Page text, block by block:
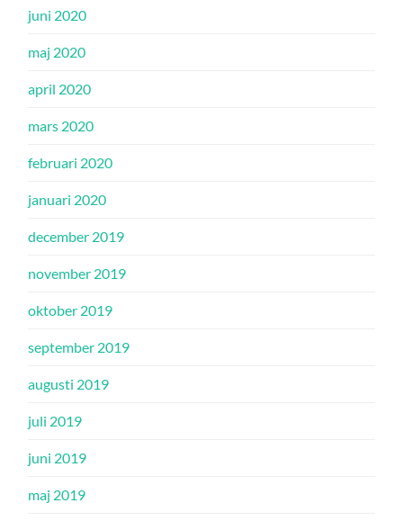
juni 2020
maj 2020
april 2020
mars 2020
februari 2020
januari 2020
december 2019
november 2019
oktober 2019
september 2019
augusti 2019
juli 2019
juni 2019
maj 2019